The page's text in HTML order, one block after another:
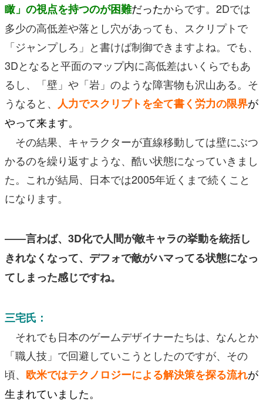
瞰」の視点を持つのが困難だったからです。2Dでは
多少の高低差や落とし穴があっても、スクリプトで
「ジャンプしろ」と書けば制御できますよね。でも、
3Dとなると平面のマップ内に高低差はいくらでもあ
るし、「壁」や「岩」のような障害物も沢山ある。そ
うなると、 人力でスクリプトを全て書く労力の限界が
やって来ます。
その結果、キャラクターが直線移動しては壁にぶつ
かるのを繰り返すような、酷い状態になっていきまし
た。これが結局、日本では2005年近くまで続くこと
になります。
――言わば、3D化で人間が敵キャラの挙動を統括し
きれなくなって、デフォで敵がハマってる状態になっ
てしまった感じですね。
三宅氏：
それでも日本のゲームデザイナーたちは、なんとか
「職人技」で回避していこうとしたのですが、その
頃、 欧米ではテクノロジーによる解決策を探る流れが
生まれていました。